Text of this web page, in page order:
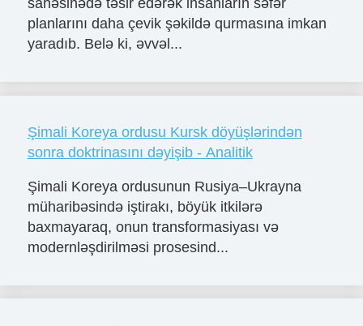
sahəsinədə təsir edərək insanların səfər
planlarını daha çevik şəkildə qurmasına imkan
yaradıb. Belə ki, əvvəl...
Şimali Koreya ordusu Kursk döyüşlərindən
sonra doktrinasını dəyişib - Analitik
Şimali Koreya ordusunun Rusiya–Ukrayna
müharibəsində iştirakı, böyük itkilərə
baxmayaraq, onun transformasiyası və
modernləşdirilməsi prosesind...